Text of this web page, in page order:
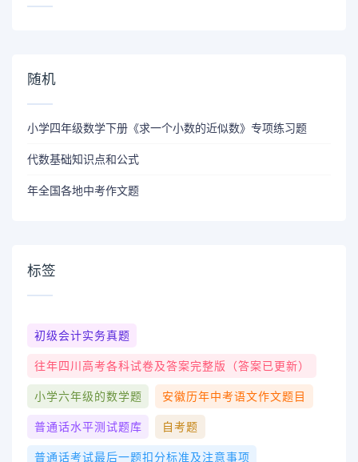
随机
小学四年级数学下册《求一个小数的近似数》专项练习题
代数基础知识点和公式
年全国各地中考作文题
标签
初级会计实务真题
往年四川高考各科试卷及答案完整版（答案已更新）
小学六年级的数学题 安徽历年中考语文作文题目
普通话水平测试题库 自考题
普通话考试最后一题扣分标准及注意事项